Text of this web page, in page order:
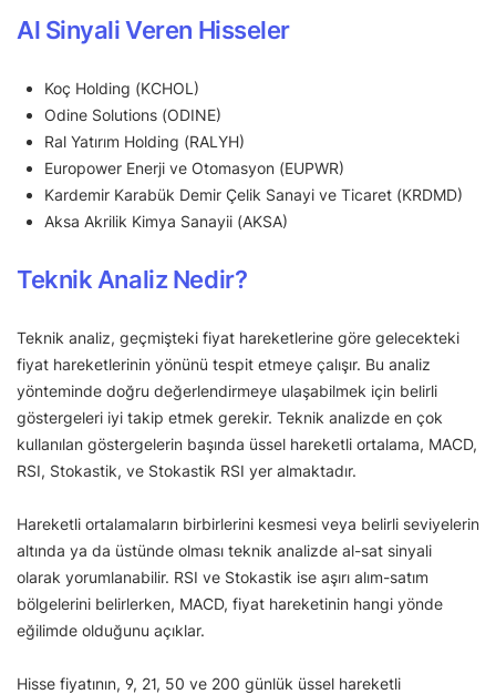
Al Sinyali Veren Hisseler
Koç Holding (KCHOL)
Odine Solutions (ODINE)
Ral Yatırım Holding (RALYH)
Europower Enerji ve Otomasyon (EUPWR)
Kardemir Karabük Demir Çelik Sanayi ve Ticaret (KRDMD)
Aksa Akrilik Kimya Sanayii (AKSA)
Teknik Analiz Nedir?
Teknik analiz, geçmişteki fiyat hareketlerine göre gelecekteki
fiyat hareketlerinin yönünü tespit etmeye çalışır. Bu analiz
yönteminde doğru değerlendirmeye ulaşabilmek için belirli
göstergeleri iyi takip etmek gerekir. Teknik analizde en çok
kullanılan göstergelerin başında üssel hareketli ortalama, MACD,
RSI, Stokastik, ve Stokastik RSI yer almaktadır.
Hareketli ortalamaların birbirlerini kesmesi veya belirli seviyelerin
altında ya da üstünde olması teknik analizde al-sat sinyali
olarak yorumlanabilir. RSI ve Stokastik ise aşırı alım-satım
bölgelerini belirlerken, MACD, fiyat hareketinin hangi yönde
eğilimde olduğunu açıklar.
Hisse fiyatının, 9, 21, 50 ve 200 günlük üssel hareketli